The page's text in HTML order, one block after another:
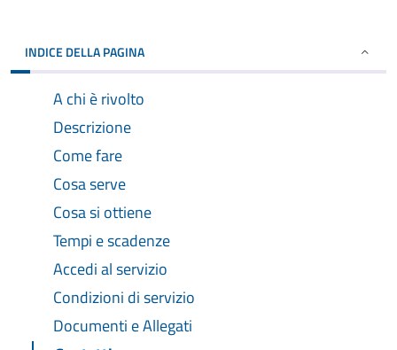
INDICE DELLA PAGINA
A chi è rivolto
Descrizione
Come fare
Cosa serve
Cosa si ottiene
Tempi e scadenze
Accedi al servizio
Condizioni di servizio
Documenti e Allegati